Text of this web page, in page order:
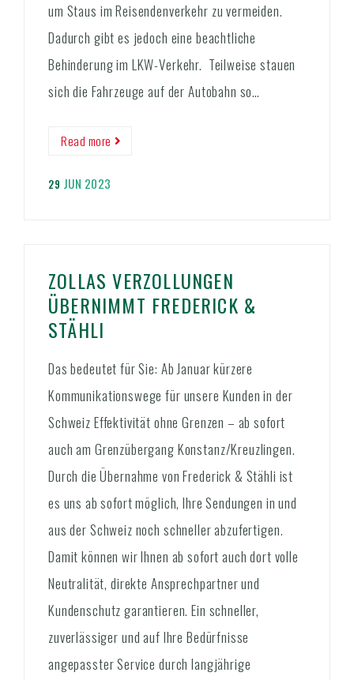
um Staus im Reisendenverkehr zu vermeiden.
Dadurch gibt es jedoch eine beachtliche
Behinderung im LKW-Verkehr. Teilweise stauen
sich die Fahrzeuge auf der Autobahn so…
Read more
29 JUN 2023
ZOLLAS VERZOLLUNGEN
ÜBERNIMMT FREDERICK &
STÄHLI
Das bedeutet für Sie: Ab Januar kürzere
Kommunikationswege für unsere Kunden in der
Schweiz Effektivität ohne Grenzen – ab sofort
auch am Grenzübergang Konstanz/Kreuzlingen.
Durch die Übernahme von Frederick & Stähli ist
es uns ab sofort möglich, Ihre Sendungen in und
aus der Schweiz noch schneller abzufertigen.
Damit können wir Ihnen ab sofort auch dort volle
Neutralität, direkte Ansprechpartner und
Kundenschutz garantieren. Ein schneller,
zuverlässiger und auf Ihre Bedürfnisse
angepasster Service durch langjährige